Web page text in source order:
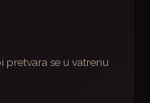
pretvara se u vatrenu